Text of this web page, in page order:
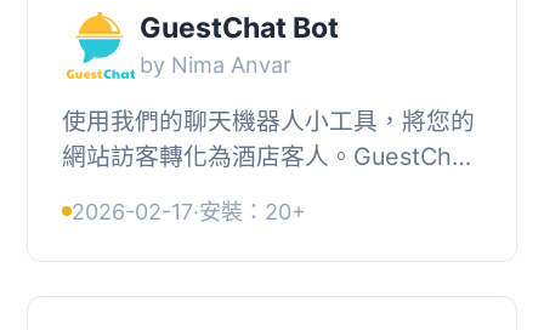
GuestChat Bot
by Nima Anvar
使用我們的聊天機器人小工具，將您的
網站訪客轉化為酒店客人。GuestChat
們的小工具，讓您可以實時自動與潛在
客戶進行交...
2026-02-17·安裝：20+